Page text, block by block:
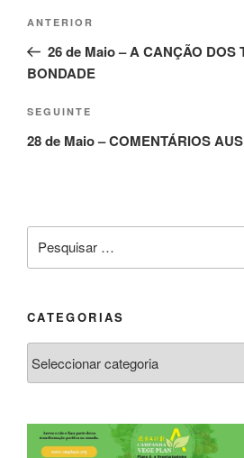
ANTERIOR
26 de Maio – A CANÇÃO DOS
BONDADE
SEGUINTE
28 de Maio – COMENTÁRIOS
CATEGORIAS